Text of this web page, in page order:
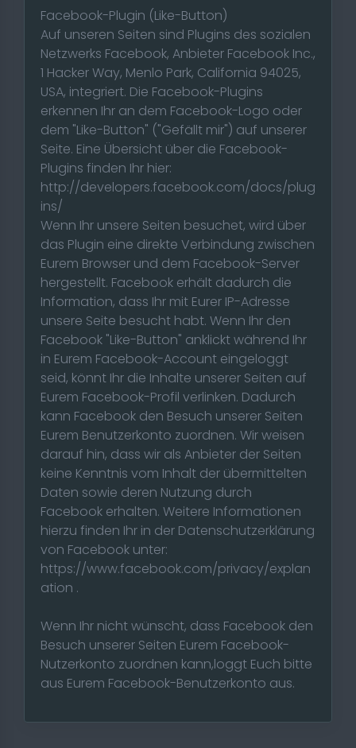
Facebook-Plugin (Like-Button)
Auf unseren Seiten sind Plugins des sozialen
Netzwerks Facebook, Anbieter Facebook Inc.,
1 Hacker Way, Menlo Park, California 94025,
USA, integriert. Die Facebook-Plugins
erkennen Ihr an dem Facebook-Logo oder
dem "Like-Button" ("Gefällt mir") auf unserer
Seite. Eine Übersicht über die Facebook-
Plugins finden Ihr hier:
http://developers.facebook.com/docs/plug
ins/
Wenn Ihr unsere Seiten besuchet, wird über
das Plugin eine direkte Verbindung zwischen
Eurem Browser und dem Facebook-Server
hergestellt. Facebook erhält dadurch die
Information, dass Ihr mit Eurer IP-Adresse
unsere Seite besucht habt. Wenn Ihr den
Facebook "Like-Button" anklickt während Ihr
in Eurem Facebook-Account eingeloggt
seid, könnt Ihr die Inhalte unserer Seiten auf
Eurem Facebook-Profil verlinken. Dadurch
kann Facebook den Besuch unserer Seiten
Eurem Benutzerkonto zuordnen. Wir weisen
darauf hin, dass wir als Anbieter der Seiten
keine Kenntnis vom Inhalt der übermittelten
Daten sowie deren Nutzung durch
Facebook erhalten. Weitere Informationen
hierzu finden Ihr in der Datenschutzerklärung
von Facebook unter:
https://www.facebook.com/privacy/explan
ation .
Wenn Ihr nicht wünscht, dass Facebook den
Besuch unserer Seiten Eurem Facebook-
Nutzerkonto zuordnen kann,loggt Euch bitte
aus Eurem Facebook-Benutzerkonto aus.